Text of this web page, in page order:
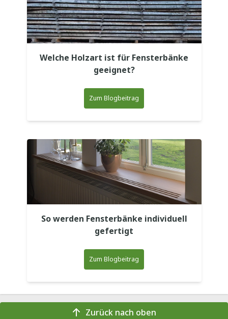
Welche Holzart ist für Fensterbänke
geeignet?
Zum Blogbeitrag
So werden Fensterbänke individuell
gefertigt
Zum Blogbeitrag
Zurück nach oben